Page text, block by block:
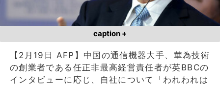
caption +
【2月19日 AFP】中国の通信機器大手、華為技術
の創業者である任正非最高経営責任者が英BBCの
インタビューに応じ、自社について「われわれは